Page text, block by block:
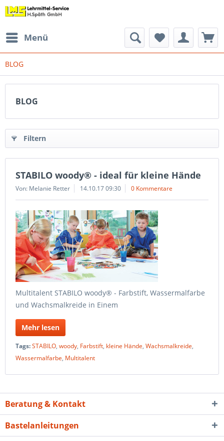
Menü
BLOG
BLOG
Filtern
STABILO woody® - ideal für kleine Hände
Von: Melanie Retter 14.10.17 09:30 0 Kommentare
Multitalent STABILO woody® - Farbstift, Wassermalfarbe
und Wachsmalkreide in Einem
Mehr lesen
Tags:STABILO, woody, Farbstift, kleine Hände, Wachsmalkreide,
Wassermalfarbe, Multitalent
Beratung & Kontakt
Bastelanleitungen